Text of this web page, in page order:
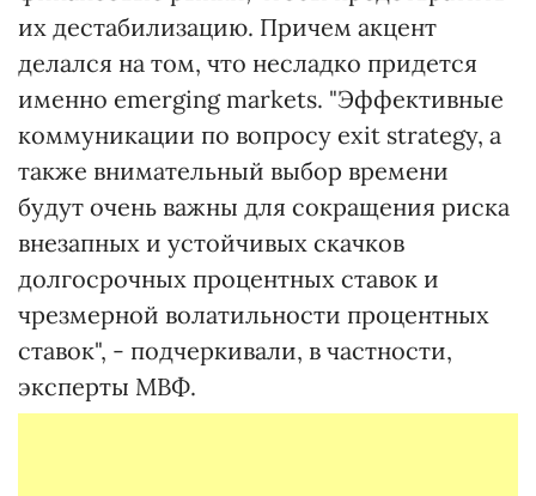
их дестабилизацию. Причем акцент
делался на том, что несладко придется
именно emerging markets. "Эффективные
коммуникации по вопросу exit strategy, а
также внимательный выбор времени
будут очень важны для сокращения риска
внезапных и устойчивых скачков
долгосрочных процентных ставок и
чрезмерной волатильности процентных
ставок", - подчеркивали, в частности,
эксперты МВФ.